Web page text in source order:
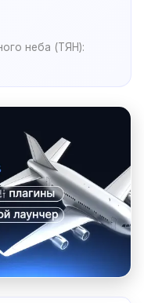
неба (ТЯН):